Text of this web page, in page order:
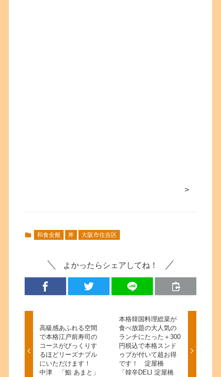
>
和食全般 丼 大阪市住吉区
よかったらシェアしてね！
高級感あふれる空間
で本格江戸前寿司の
コースがびっくりす
るほどリーズナブル
にいただけます！
中津 「鮨 あまと」
本格韓国料理総菜が
食べ放題の大人気の
ランチにたった＋300
円税込で本格スンド
ゥブが付いて超お得
です！ 淀屋橋
「韓辛DELI 淀屋橋